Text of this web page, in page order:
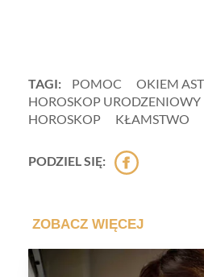
TAGI: POMOC
OKIEM
HOROSKOP URODZENIOWY
HOROSKOP
KŁAMSTWO
PODZIEL SIĘ: